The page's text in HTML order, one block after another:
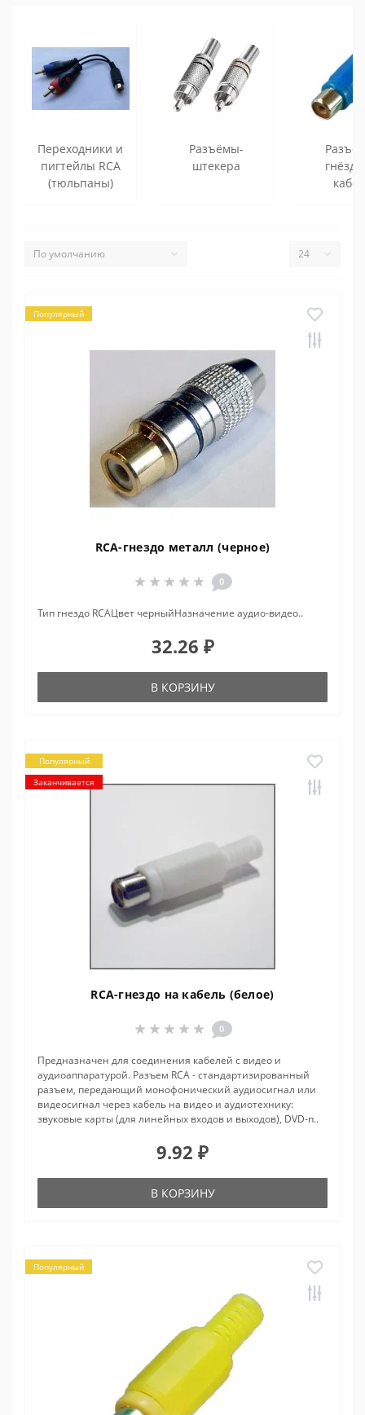
Переходники и
пигтейлы RCA
(тюльпаны)
Разъёмы-
штекера
Популярный
RCA-гнездо металл (черное)
0
Тип гнездо RCAЦвет черныйНазначение аудио-видео..
32.26 ₽
В КОРЗИНУ
Популярный
Заканчивается
RCA-гнездо на кабель (белое)
0
Предназначен для соединения кабелей с видео и
аудиоаппаратурой. Разъем RCA - стандартизированный
разъем, передающий монофонический аудиосигнал или
видеосигнал через кабель на видео и аудиотехнику:
звуковые карты (для линейных входов и выходов), DVD-п..
9.92 ₽
В КОРЗИНУ
Популярный